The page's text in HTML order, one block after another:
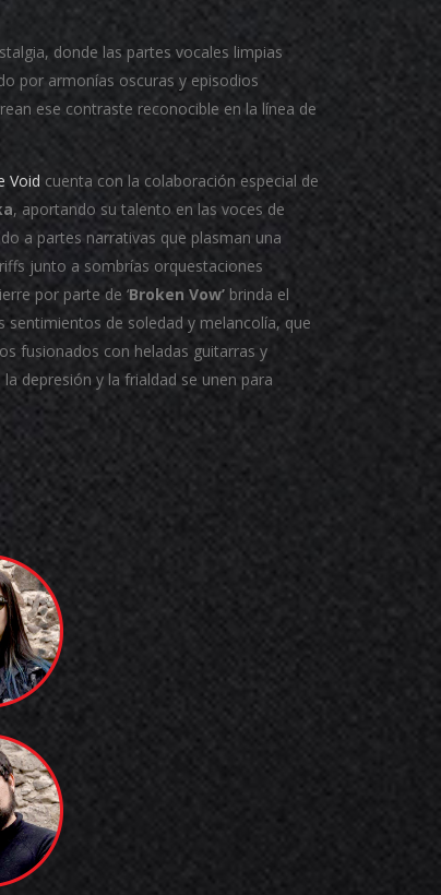
donde las partes vocales limpias
por armonías oscuras y episodios
ese contraste reconocible en la línea de
Void cuenta con la colaboración especial de
, aportando su talento en las voces de
a partes narrativas que plasman una
junto a sombrías orquestaciones
por parte de ‘Broken Vow’ brinda el
de soledad y melancolía, que
fusionados con heladas guitarras y
depresión y la frialdad se unen para